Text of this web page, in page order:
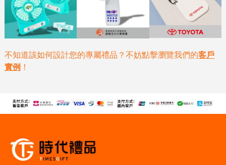
不知道該如何設計您的專屬禮品？不妨點擊瀏覽我們的客戶
實例！